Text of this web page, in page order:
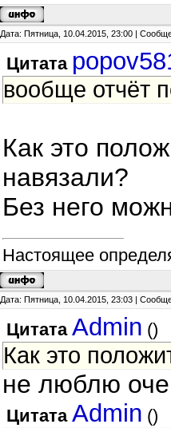
Дата: Пятница, 10.04.2015, 23:00 |
Цитата
вообще отчёт
Как это
навязали?
Без него
Настоящее
Дата: Пятница, 10.04.2015, 23:03 |
Цитата Admin ()
Как это
не люблю
Цитата Admin ()